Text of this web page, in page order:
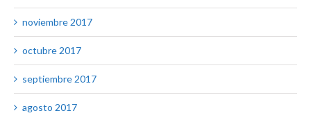
noviembre 2017
octubre 2017
septiembre 2017
agosto 2017